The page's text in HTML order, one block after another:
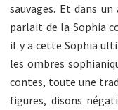
sauvages. Et dans
parlait de la Sophia
il y a cette Sophia
les ombres
contes, toute une
figures, disons